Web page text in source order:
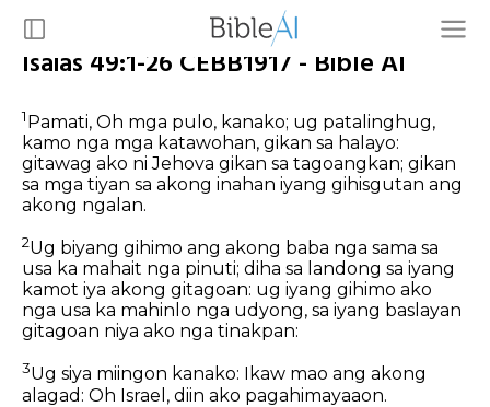
Isaias 49:1-26 CEBB1917 - Bible AI
1Pamati, Oh mga pulo, kanako; ug patalinghug,
kamo nga mga katawohan, gikan sa halayo:
gitawag ako ni Jehova gikan sa tagoangkan; gikan
sa mga tiyan sa akong inahan iyang gihisgutan ang
akong ngalan.
2Ug biyang gihimo ang akong baba nga sama sa
usa ka mahait nga pinuti; diha sa landong sa iyang
kamot iya akong gitagoan: ug iyang gihimo ako
nga usa ka mahinlo nga udyong, sa iyang baslayan
gitagoan niya ako nga tinakpan:
3Ug siya miingon kanako: Ikaw mao ang akong
alagad: Oh Israel, diin ako pagahimayaaon.